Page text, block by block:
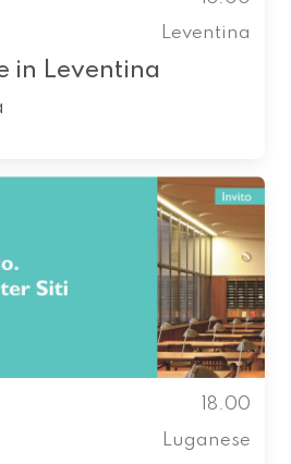
Leventina
in Leventina
18.00
Luganese